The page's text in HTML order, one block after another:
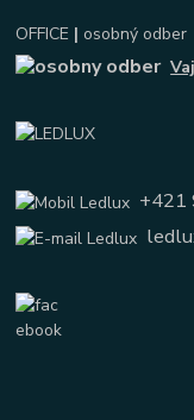
OFFICE | osobný odber
+421